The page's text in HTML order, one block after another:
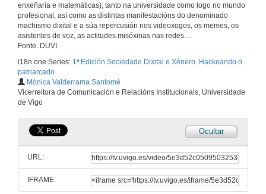
enxeñaría e matemáticas), tanto na universidade como logo no mundo
profesional, así como as distintas manifestacións do denominado
machismo dixital e a súa repercusión nos videoxogos, os memes, os
asistentes de voz, as actitudes misóxinas nas redes…
Fonte. DUVI
i18n.one.Series: 1ª Edición Sociedade Dixital e Xénero. Hackeando o
patriarcado
Mónica Valderrama Santomé
Vicerreitora de Comunicación e Relacións Institucionais, Universidade
de Vigo
Ocultar
URL:
IFRAME: